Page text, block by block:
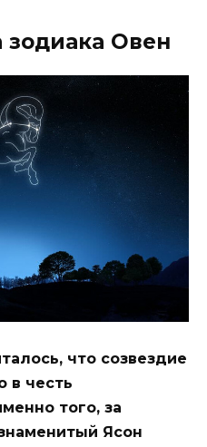
зодиака Овен
что созвездие
в честь
того, за
Ясон